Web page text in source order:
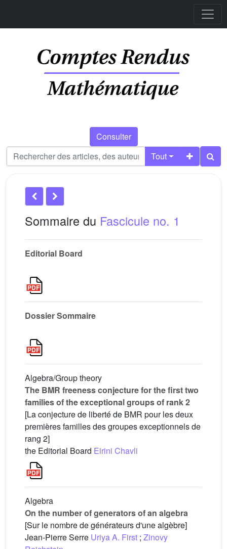
Consulter
Tout
Sommaire du Fascicule no. 1
Editorial Board
Dossier Sommaire
Algebra/Group theory
The BMR freeness conjecture for the first two
families of the exceptional groups of rank 2
[La conjecture de liberté de BMR pour les deux
premières familles des groupes exceptionnels de
rang 2]
the Editorial Board Eirini Chavli
Algebra
On the number of generators of an algebra
[Sur le nombre de générateurs d'une algèbre]
Jean-Pierre Serre Uriya A. First ; Zinovy